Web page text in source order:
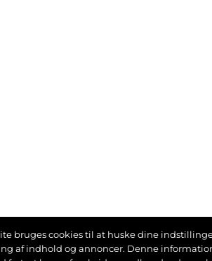
bruges cookies til at huske dine
af indhold og annoncer. Denne